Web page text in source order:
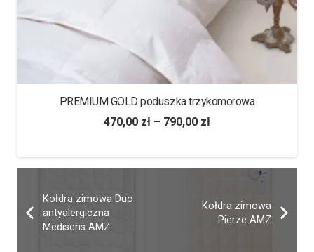
PREMIUM GOLD poduszka trzykomorowa
470,00 zł – 790,00 zł
Kołdra zimowa Duo
antyalergiczna
Medisens AMZ
Kołdra zimowa
Pierze AMZ